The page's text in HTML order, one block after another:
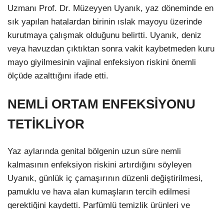
Uzmanı Prof. Dr. Müzeyyen Uyanık, yaz döneminde en
sık yapılan hatalardan birinin ıslak mayoyu üzerinde
kurutmaya çalışmak olduğunu belirtti. Uyanık, deniz
veya havuzdan çıktıktan sonra vakit kaybetmeden kuru
mayo giyilmesinin vajinal enfeksiyon riskini önemli
ölçüde azalttığını ifade etti.
NEMLİ ORTAM ENFEKSİYONU
TETİKLİYOR
Yaz aylarında genital bölgenin uzun süre nemli
kalmasının enfeksiyon riskini artırdığını söyleyen
Uyanık, günlük iç çamaşırının düzenli değiştirilmesi,
pamuklu ve hava alan kumaşların tercih edilmesi
gerektiğini kaydetti. Parfümlü temizlik ürünleri ve